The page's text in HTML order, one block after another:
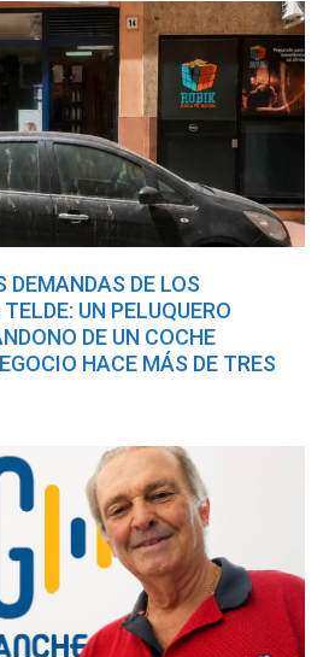
DEMANDAS DE LOS
UN PELUQUERO
DE UN COCHE
HACE MÁS DE TRES